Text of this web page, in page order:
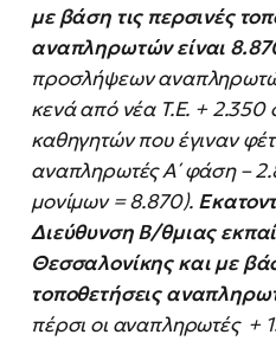
με βάση τις περσινές
αναπληρωτών είναι
προσλήψεων
κενά από νέα Τ.Ε. + 2.350
καθηγητών που έγιναν
αναπληρωτές Α΄ φάση –
μονίμων = 8.870).
Διεύθυνση Β/θμιας
Θεσσαλονίκης και με
τοποθετήσεις
πέρσι οι αναπληρωτές +